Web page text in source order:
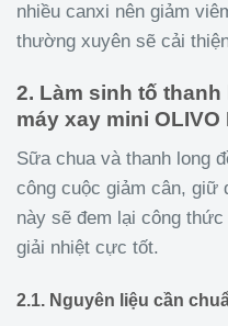
nhiều canxi nên giảm
thường xuyên sẽ cải
2. Làm sinh tố
máy xay mini OLIVO
Sữa chua và thanh long
công cuộc giảm cân, giữ
này sẽ đem lại công
giải nhiệt cực tốt.
2.1. Nguyên liệu cần